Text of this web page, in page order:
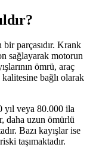
parçasıdır. Krank
sağlayarak motorun
ömrü, araç
kalitesine bağlı olarak
yıl veya 80.000 ila
daha uzun ömürlü
Bazı kayışlar ise
taşımaktadır.